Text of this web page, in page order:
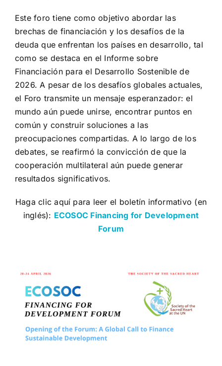
Este foro tiene como objetivo abordar las
brechas de financiación y los desafíos de la
deuda que enfrentan los países en desarrollo, tal
como se destaca en el Informe sobre
Financiación para el Desarrollo Sostenible de
2026. A pesar de los desafíos globales actuales,
el Foro transmite un mensaje esperanzador: el
mundo aún puede unirse, encontrar puntos en
común y construir soluciones a las
preocupaciones compartidas. A lo largo de los
debates, se reafirmó la convicción de que la
cooperación multilateral aún puede generar
resultados significativos.
Haga clic aquí para leer el boletín informativo (en
inglés): ECOSOC Financing for Development
Forum